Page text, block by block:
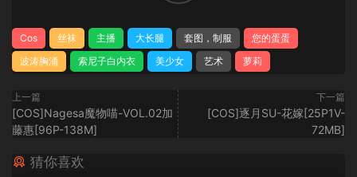
Cos 丝袜 主播 大长腿 套图，制服
您的蛋蛋
波涛胸涌
索尼子白内衣 美少女 艺术 萝莉
上一篇
[COS]Nagesa魔物喵-VOL.02加
藤惠[96P-138M]
下一篇
[COS]逐月SU-花嫁[25P1V-
72MB]
猜你喜欢